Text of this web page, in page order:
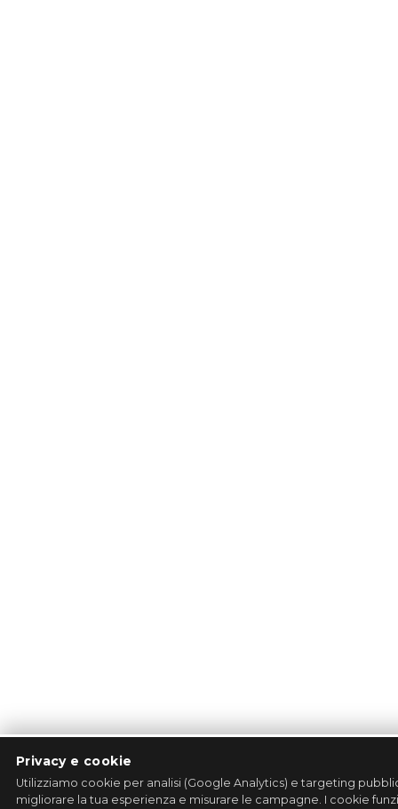
Privacy e cookie
Utilizziamo cookie per analisi (Google Analytics) e targeting
migliorare la tua esperienza e misurare le campagne. I cookie